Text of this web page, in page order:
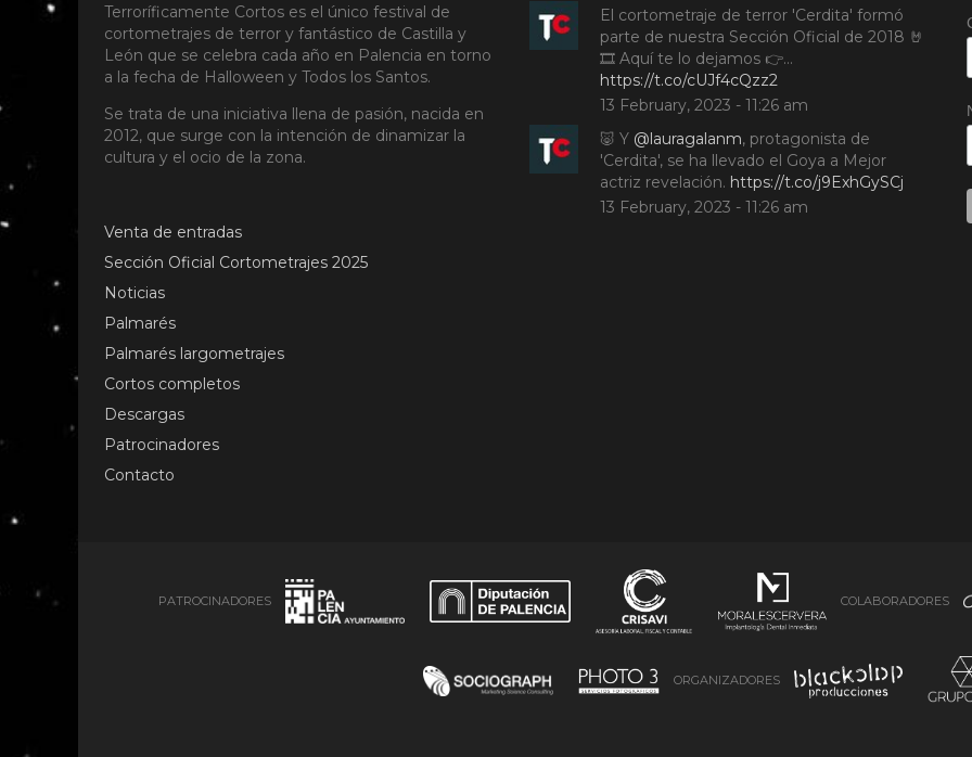
Terroríficamente Cortos es el único festival de
cortometrajes de terror y fantástico de Castilla y
León que se celebra cada año en Palencia en torno
a la fecha de Halloween y Todos los Santos.
Se trata de una iniciativa llena de pasión, nacida en
2012, que surge con la intención de dinamizar la
cultura y el ocio de la zona.
Venta de entradas
Sección Oficial Cortometrajes 2025
Noticias
Palmarés
Palmarés largometrajes
Cortos completos
Descargas
Patrocinadores
Contacto
El cortometraje de terror 'Cerdita' formó
parte de nuestra Sección Oficial de 2018 🤘
🎞️ Aquí te lo dejamos 👉…
https://t.co/cUJf4cQzz2
13 February, 2023 - 11:26 am
🐷 Y @lauragalanm, protagonista de
'Cerdita', se ha llevado el Goya a Mejor
actriz revelación. https://t.co/j9ExhGySCj
13 February, 2023 - 11:26 am
PATROCINADORES COLABORADORES
ORGANIZADORES